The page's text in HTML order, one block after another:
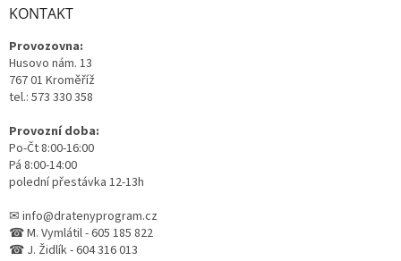
KONTAKT
Provozovna:
Husovo nám. 13
767 01 Kroměříž
tel.: 573 330 358
Provozní doba:
Po-Čt 8:00-16:00
Pá 8:00-14:00
polední přestávka 12-13h
✉ info@dratenyprogram.cz
☎ M. Vymlátil - 605 185 822
☎ J. Židlík - 604 316 013